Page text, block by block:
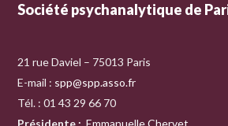
Société psychanalytique de
21 rue Daviel – 75013 Paris
E-mail : spp@spp.asso.fr
Tél. : 01 43 29 66 70
Présidente : Emmanuelle Chervet